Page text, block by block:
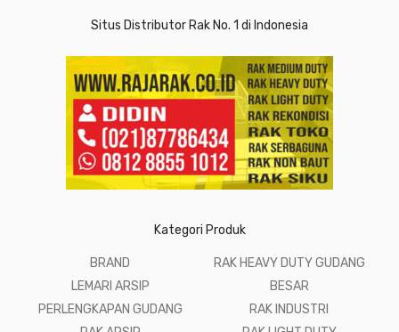
Situs Distributor Rak No. 1 di Indonesia
Kategori Produk
BRAND
LEMARI ARSIP
PERLENGKAPAN GUDANG
RAK HEAVY DUTY GUDANG
BESAR
RAK INDUSTRI